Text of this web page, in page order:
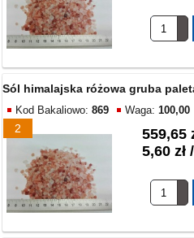
2
Sól himalajska różowa gruba
Kod Bakaliowo:869 Waga:100,00
559,65
5,60 zł